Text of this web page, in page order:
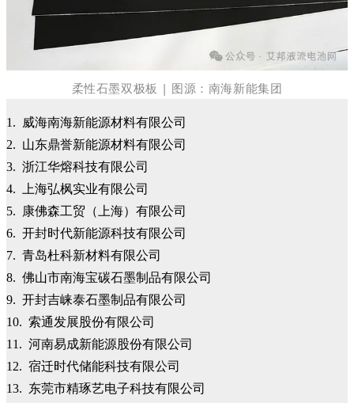
柔性石墨双极板 | 图源：南海新能集团
1. 威海南海新能源材料有限公司
2. 山东鼎誉新能源材料有限公司
3. 浙江华熔科技有限公司
4. 上海弘枫实业有限公司
5. 康佛森工贸（上海）有限公司
6. 开封时代新能源科技有限公司
7. 青岛杜科新材料有限公司
8. 佛山市南海宝碳石墨制品有限公司
9. 开封吉崃泰石墨制品有限公司
10. 索通发展股份有限公司
11. 河南易成新能源股份有限公司
12. 宿迁时代储能科技有限公司
13. 东莞市精琢艺电子科技有限公司